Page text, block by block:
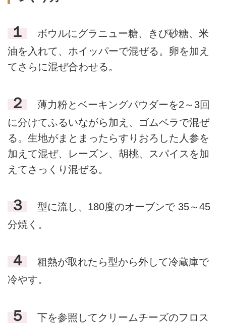
１
ボウルにグラニュー糖、きび砂糖、米
油を入れて、ホイッパーで混ぜる。卵を加え
てさらに混ぜ合わせる。
２
薄力粉とベーキングパウダーを2～3回
に分けてふるいながら加え、ゴムベラで混ぜ
る。生地がまとまったらすりおろした人参を
加えて混ぜ、レーズン、胡桃、スパイスを加
えてさっくり混ぜる。
３
型に流し、180度のオーブンで 35～45
分焼く。
４
粗熱が取れたら型から外して冷蔵庫で
冷やす。
５
下を参照してクリームチーズのフロス